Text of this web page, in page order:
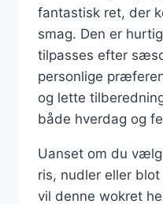
fantastisk ret, der
smag. Den er
tilpasses efter
personlige
og lette
både hverdag og
Uanset om du
ris, nudler eller
vil denne wokret